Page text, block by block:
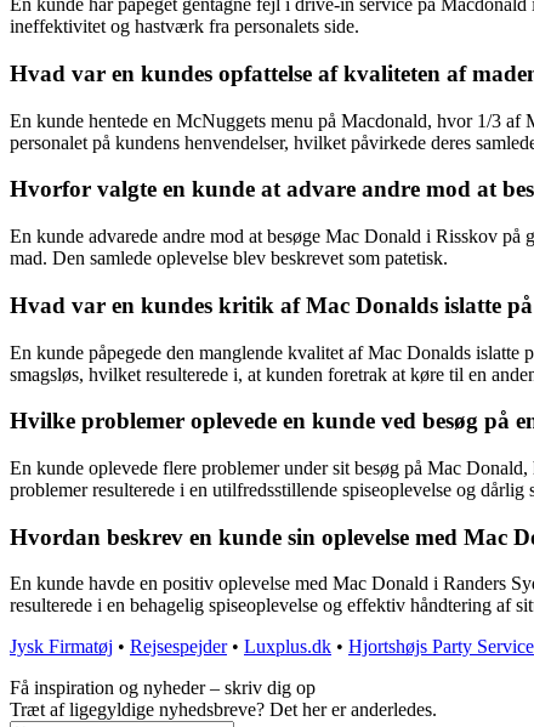
En kunde har påpeget gentagne fejl i drive-in service på
ineffektivitet og hastværk fra personalets side.
Hvad var en kundes opfattelse af kvaliteten af
En kunde hentede en McNuggets menu på Macdonald, hvor 1/3
personalet på kundens henvendelser, hvilket påvirkede deres
Hvorfor valgte en kunde at advare andre mod at
En kunde advarede andre mod at besøge Mac Donald i Risskov på
mad. Den samlede oplevelse blev beskrevet som patetisk.
Hvad var en kundes kritik af Mac Donalds islatte
En kunde påpegede den manglende kvalitet af Mac Donalds
smagsløs, hvilket resulterede i, at kunden foretrak at køre til en
Hvilke problemer oplevede en kunde ved besøg på
En kunde oplevede flere problemer under sit besøg på Mac
problemer resulterede i en utilfredsstillende spiseoplevelse og dårlig
Hvordan beskrev en kunde sin oplevelse med Mac
En kunde havde en positiv oplevelse med Mac Donald i Randers
resulterede i en behagelig spiseoplevelse og effektiv håndtering af
Jysk Firmatøj • Rejsespejder• Luxplus.dk • Hjortshøjs Party Service
Få inspiration og nyheder – skriv dig op
Træt af ligegyldige nyhedsbreve? Det her er anderledes.